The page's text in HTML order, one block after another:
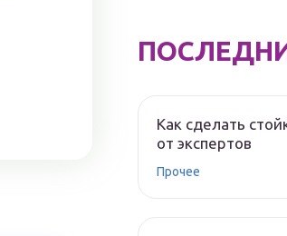
Как сделать
от экспертов
Прочее